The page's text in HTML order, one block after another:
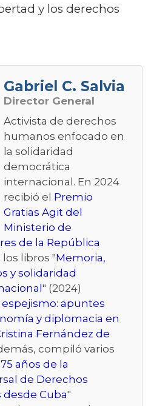
y los derechos
Gabriel C. Salvia
Director General
Activista de derechos
humanos enfocado en
la solidaridad
democrática
internacional. En 2024
recibió el Premio
Gratias Agit del
Ministerio de
de la República
los libros "Memoria,
y solidaridad
" (2024)
apuntes
y diplomacia en
Fernández de
compiló varios
75 años de la
de Derechos
desde Cuba"